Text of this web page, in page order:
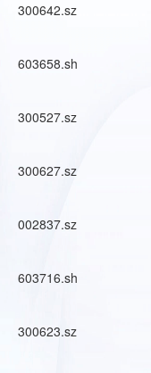
300642.sz
603658.sh
300527.sz
300627.sz
002837.sz
603716.sh
300623.sz